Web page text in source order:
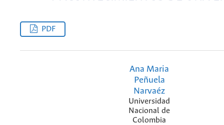
PDF
Ana Maria
Peñuela
Narvaéz
Universidad
Nacional de
Colombia